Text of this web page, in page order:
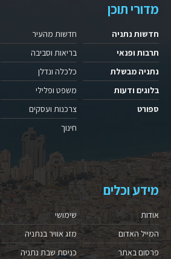
מדורי תוכן
חדשות נתניה
תרבות ופנאי
נתניה מבשלת
בלוגים ודעות
ספורט
חדשות מהעיר
בריאות וסביבה
כלכלה ונדלן
משפט ופלילי
צרכנות ועסקים
חינוך
מידע וכלים
אודות
המייל האדום
פרסום באתר
שימושי
מזג אוויר בנתניה
כניסת שבת נתניה